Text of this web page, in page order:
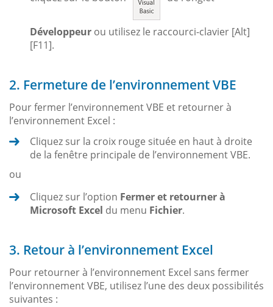
Développeur ou utilisez le raccourci-clavier [Alt]
[F11].
2. Fermeture de l’environnement VBE
Pour fermer l’environnement VBE et retourner à
l’environnement Excel :
Cliquez sur la croix rouge située en haut à droite
de la fenêtre principale de l’environnement VBE.
ou
Cliquez sur l’option Fermer et retourner à
Microsoft Excel du menu Fichier.
3. Retour à l’environnement Excel
Pour retourner à l’environnement Excel sans fermer
l’environnement VBE, utilisez l’une des deux possibilités
suivantes :